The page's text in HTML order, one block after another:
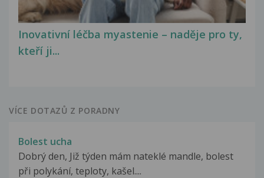
Inovativní léčba myastenie – naděje pro ty,
kteří ji...
VÍCE DOTAZŮ Z PORADNY
Bolest ucha
Dobrý den, Již týden mám nateklé mandle, bolest
při polykání, teploty, kašel....